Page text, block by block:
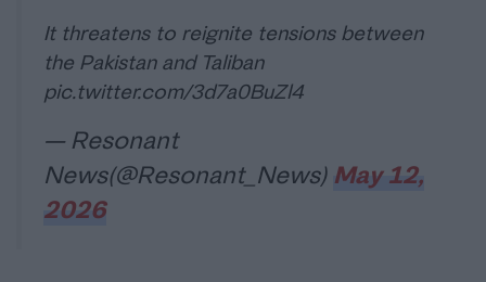
It threatens to reignite tensions between
the Pakistan and Taliban
pic.twitter.com/3d7a0BuZl4
— Resonant
News(@Resonant_News) May 12,
2026